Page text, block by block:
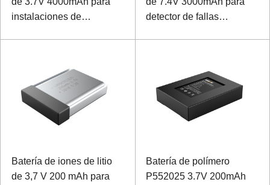
instalaciones de
detector de fallas
Batería de iones de litio
de 3,7 V 200 mAh para
Batería de polímero
P552025 3.7V 200mAh